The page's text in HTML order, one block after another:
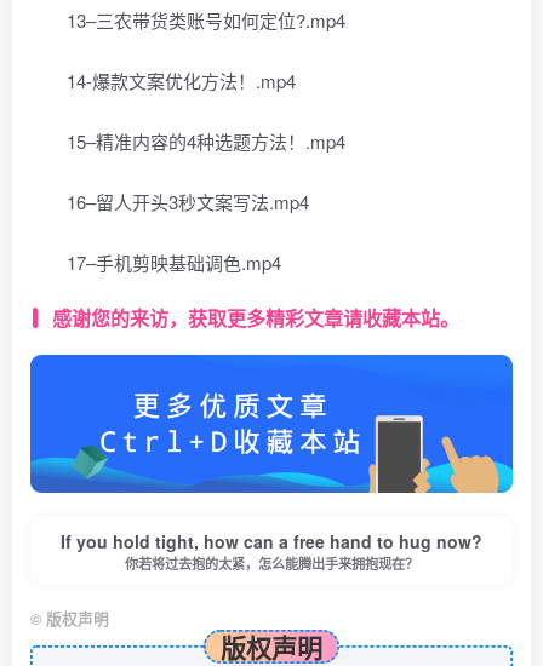
13–三农带货类账号如何定位?.mp4
14-爆款文案优化方法！.mp4
15–精准内容的4种选题方法！.mp4
16–留人开头3秒文案写法.mp4
17–手机剪映基础调色.mp4
感谢您的来访，获取更多精彩文章请收藏本站。
If you hold tight, how can a free hand to hug now?
你若将过去抱的太紧，怎么能腾出手来拥抱现在？
© 版权声明
版权声明